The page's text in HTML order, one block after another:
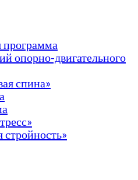
опорно-двигательного
спина»